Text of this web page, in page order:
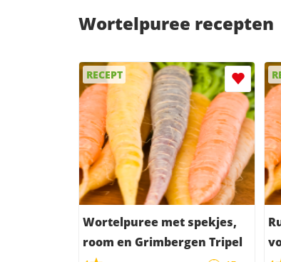
Wortelpuree recepten
RECEPT
Wortelpuree met spekjes,
room en Grimbergen Tripel